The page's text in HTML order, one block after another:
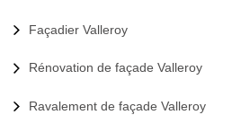
Façadier Valleroy
Rénovation de façade Valleroy
Ravalement de façade Valleroy